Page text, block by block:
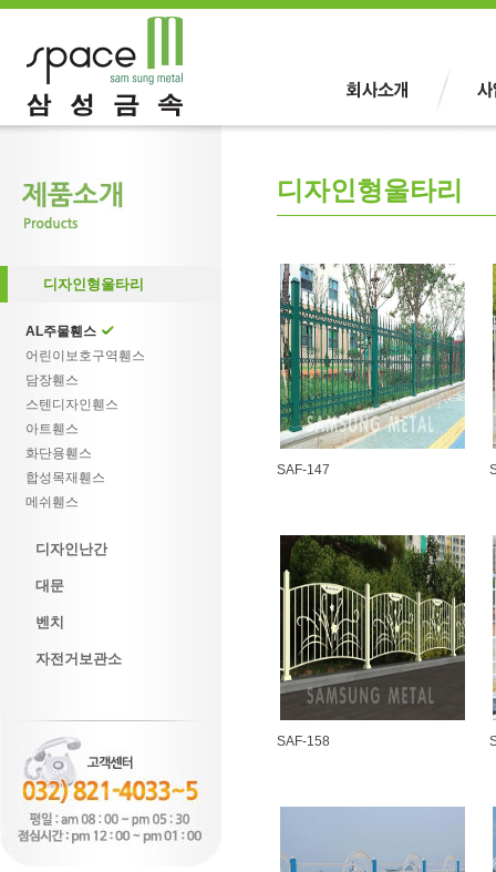
디자인형울타리
AL주물휀스
어린이보호구역휀스
담장휀스
스텐디자인휀스
아트휀스
화단용휀스
합성목재휀스
메쉬휀스
디자인난간
대문
벤치
자전거보관소
디자인형울타리
SAF-147
SAF-158